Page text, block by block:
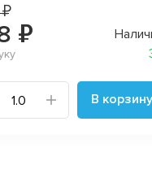
₽
В корзину